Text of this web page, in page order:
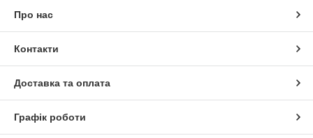
Про нас
Контакти
Доставка та оплата
Графік роботи